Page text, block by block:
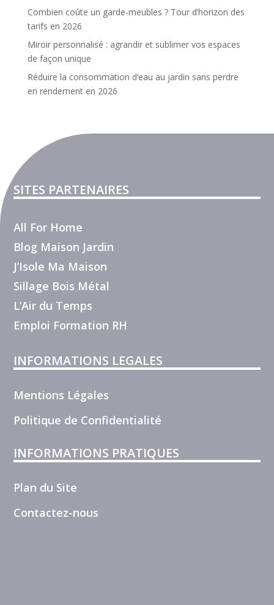
Combien coûte un garde-meubles ? Tour d’horizon des
tarifs en 2026
Miroir personnalisé : agrandir et sublimer vos espaces
de façon unique
Réduire la consommation d’eau au jardin sans perdre
en rendement en 2026
SITES PARTENAIRES
All For Home
Blog Maison Jardin
J’Isole Ma Maison
Sillage Bois Métal
L’Air du Temps
Emploi Formation RH
INFORMATIONS LEGALES
Mentions Légales
Politique de Confidentialité
INFORMATIONS PRATIQUES
Plan du Site
Contactez-nous